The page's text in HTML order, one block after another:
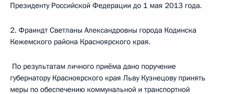
Президенту Российской Федерации до 1 мая 2013 года.
2. Фраиндт Светланы Александровны города Кодинска
Кежемского района Красноярского края.
По результатам личного приёма дано поручение
губернатору Красноярского края Льву Кузнецову принять
меры по обеспечению коммунальной и транспортной